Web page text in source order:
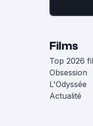
Films
Top 2026
Obsession
L'Odyssée
Actualité